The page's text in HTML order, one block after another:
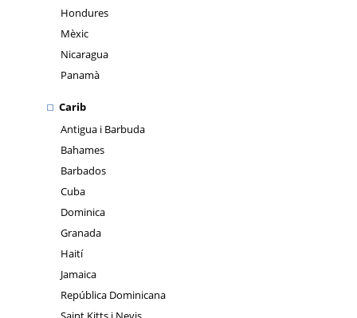
Hondures
Mèxic
Nicaragua
Panamà
Carib
Antigua i Barbuda
Bahames
Barbados
Cuba
Dominica
Granada
Haití
Jamaica
República Dominicana